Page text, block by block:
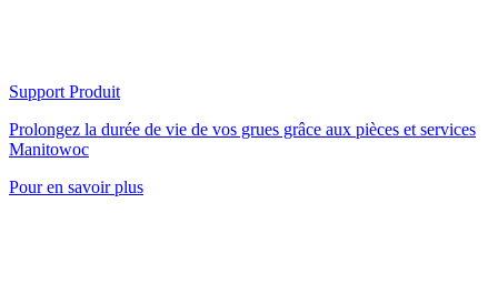
Support Produit
Prolongez la durée de vie de vos grues grâce aux pièces et services
Manitowoc
Pour en savoir plus